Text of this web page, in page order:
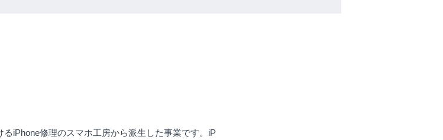
るiPhone修理のスマホ工房から派生した事業です。iP